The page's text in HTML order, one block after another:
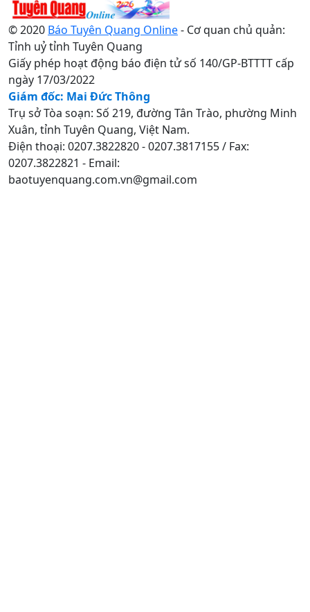
© 2020 Báo Tuyên Quang Online- Cơ quan chủ quản:
Tỉnh uỷ tỉnh Tuyên Quang
Giấy phép hoạt động báo điện tử số 140/GP-BTTTT cấp
ngày 17/03/2022
Giám đốc: Mai Đức Thông
Trụ sở Tòa soạn: Số 219, đường Tân Trào, phường Minh
Xuân, tỉnh Tuyên Quang, Việt Nam.
Điện thoại: 0207.3822820 - 0207.3817155 / Fax:
0207.3822821 - Email:
baotuyenquang.com.vn@gmail.com